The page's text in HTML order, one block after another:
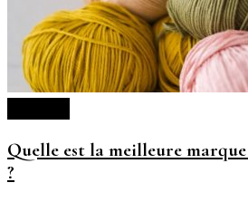
Quelle est la meilleure
?